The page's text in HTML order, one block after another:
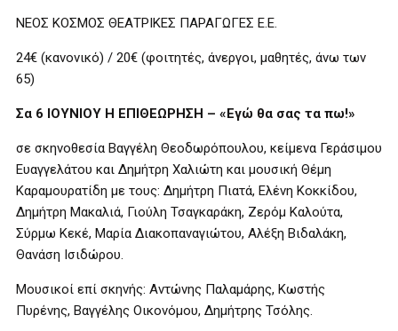
ΝΕΟΣ ΚΟΣΜΟΣ ΘΕΑΤΡΙΚΕΣ ΠΑΡΑΓΩΓΕΣ Ε.Ε.
24€ (κανονικό) / 20€ (φοιτητές, άνεργοι, μαθητές, άνω των
65)
Σα 6 ΙΟΥΝΙΟΥ Η ΕΠΙΘΕΩΡΗΣΗ – «Εγώ θα σας τα πω!»
σε σκηνοθεσία Βαγγέλη Θεοδωρόπουλου, κείμενα Γεράσιμου
Ευαγγελάτου και Δημήτρη Χαλιώτη και μουσική Θέμη
Καραμουρατίδη με τους: Δημήτρη Πιατά, Ελένη Κοκκίδου,
Δημήτρη Μακαλιά, Γιούλη Τσαγκαράκη, Ζερόμ Καλούτα,
Σύρμω Κεκέ, Μαρία Διακοπαναγιώτου, Αλέξη Βιδαλάκη,
Θανάση Ισιδώρου.
Μουσικοί επί σκηνής: Αντώνης Παλαμάρης, Κωστής
Πυρένης, Βαγγέλης Οικονόμου, Δημήτρης Τσόλης.